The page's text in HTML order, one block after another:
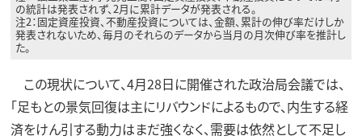
の統計は発表されず、2月に累計データが発表される。
注2：固定資産投資、不動産投資については、金額、累計の伸び率だけしか
発表されないため、毎月のそれらのデータから当月の月次伸び率を推計し
た。
この現状について、4月28日に開催された政治局会議では、
「足もとの景気回復は主にリバウンドによるもので、内生する経
済をけん引する動力はまだ強くなく、需要は依然として不足し